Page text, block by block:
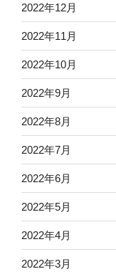
2022年12月
2022年11月
2022年10月
2022年9月
2022年8月
2022年7月
2022年6月
2022年5月
2022年4月
2022年3月